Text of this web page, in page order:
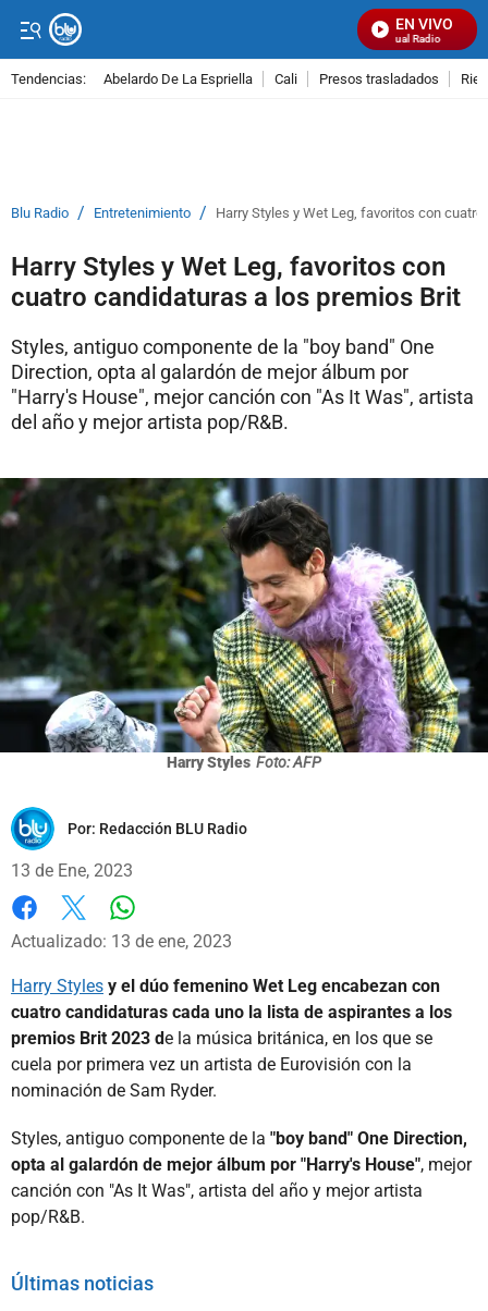
EN VIVO
Señal Visual Radio
Tendencias: Abelardo De La Espriella Cali Presos trasladados
Blu Radio / Entretenimiento / Harry Styles y Wet Leg, favoritos con
Harry Styles y Wet Leg, favoritos con
cuatro candidaturas a los premios Brit
Styles, antiguo componente de la "boy band" One
Direction, opta al galardón de mejor álbum por
"Harry's House", mejor canción con "As It Was", artista
del año y mejor artista pop/R&B.
Harry Styles Foto: AFP
Por: Redacción BLU Radio
13 de Ene, 2023
Facebook
X
Actualizado: 13 de ene, 2023
Harry Styles y el dúo femenino Wet Leg encabezan con
cuatro candidaturas cada uno la lista de aspirantes a los
premios Brit 2023 de la música británica, en los que se
cuela por primera vez un artista de Eurovisión con la
nominación de Sam Ryder.
Styles, antiguo componente de la "boy band" One Direction,
opta al galardón de mejor álbum por "Harry's House", mejor
canción con "As It Was", artista del año y mejor artista
pop/R&B.
Últimas noticias